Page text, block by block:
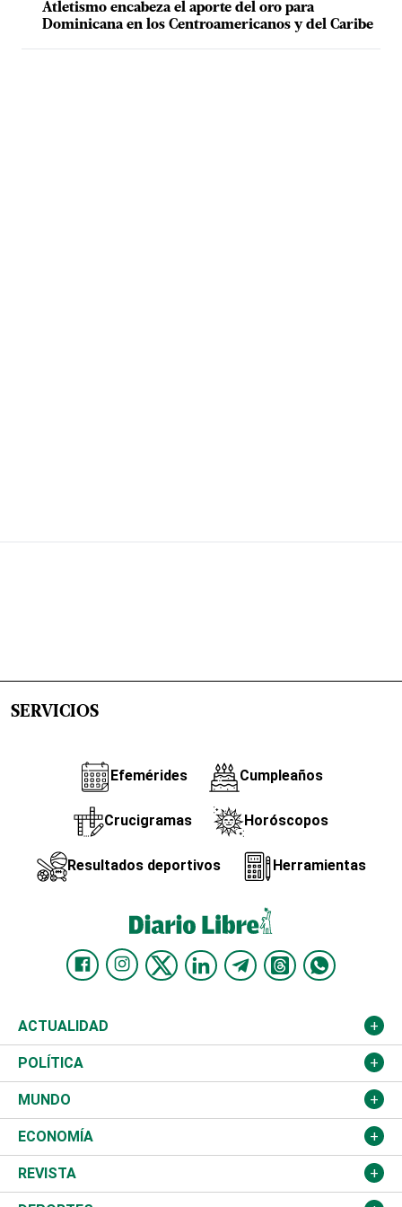
Atletismo encabeza el aporte del oro para
Dominicana en los Centroamericanos y del Caribe
SERVICIOS
Efemérides Cumpleaños
Crucigramas Horóscopos
Resultados deportivos Herramientas
ACTUALIDAD
Nacional
Ciudad
Educación
Salud
POLÍTICA
Partidos
JCE
TSE
MUNDO
Estados Unidos
América Latina
ECONOMÍA
Finanzas
REVISTA